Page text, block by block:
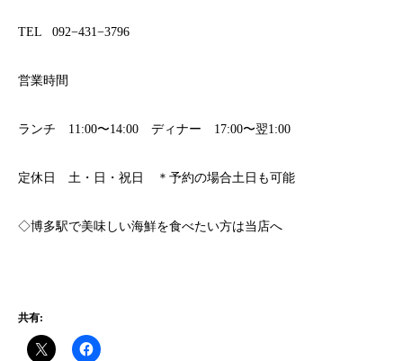
TEL 092−431−3796
営業時間
ランチ 11:00〜14:00 ディナー 17:00〜翌1:00
定休日 土・日・祝日 ＊予約の場合土日も可能
◇博多駅で美味しい海鮮を食べたい方は当店へ
共有: